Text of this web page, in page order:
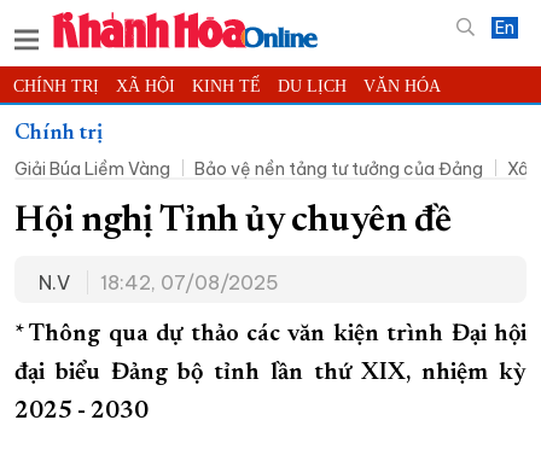
En
CHÍNH TRỊ XÃ HỘI KINH TẾ DU LỊCH VĂN HÓA
THỂ THAO
KHOA HỌC - CÔNG NGHỆ PHÁP LUẬT BẠN ĐỌC PHÓNG SỰ
THẾ GIỚI MULTIMEDIA VIDEO ĐỌC BÁO ONLINE
QUY HOẠCH TỈNH KHÁNH HÒA
TRƯỜNG SA BIỂN ĐẢO QUÊ HƯƠNG
CHUNG TAY CẢI CÁCH HÀNH CHÍNH
XÂY DỰNG NÔNG THÔN MỚI
Chính trị
Giải Búa Liềm Vàng
Bảo vệ nền tảng tư tưởng của Đảng
Hội nghị Tỉnh ủy chuyên đề
N.V 18:42, 07/08/2025
* Thông qua dự thảo các văn kiện trình Đại hội
đại biểu Đảng bộ tỉnh lần thứ XIX, nhiệm kỳ
2025 - 2030